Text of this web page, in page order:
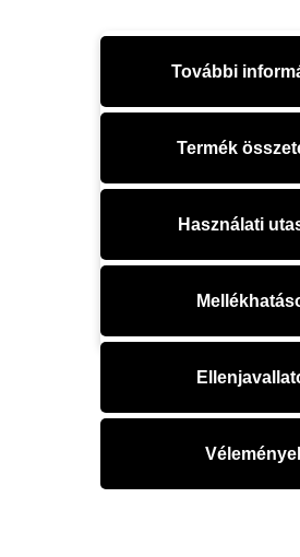
További
Termék
Használati